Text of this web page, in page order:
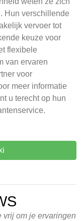
Hun verschillende
vervoer tot
keuze voor
flexibele
van ervaren
voor
meer informatie
u terecht op hun
vrij om je ervaringen